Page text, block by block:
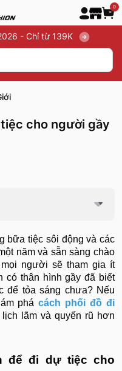
0
- Chỉ từ 139K
cho người gầy
bữa tiệc sôi động và các
năm và sẵn sàng chào
người sẽ tham gia ít
có thân hình gầy đã biết
để tỏa sáng chưa? Nếu
phácách phối đồ đi
lãm và quyến rũ hơn
để đi dự tiệc cho